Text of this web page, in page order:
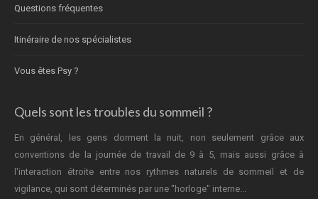
Questions fréquentes
Itinéraire de nos spécialistes
Vous êtes Psy ?
Quels sont les troubles du sommeil ?
En général, les gens dorment la nuit, non seulement grâce aux
conventions de la journée de travail de 9 à 5, mais aussi grâce à
l'interaction étroite entre nos rythmes naturels de sommeil et de
vigilance, qui sont déterminés par une "horloge" interne...